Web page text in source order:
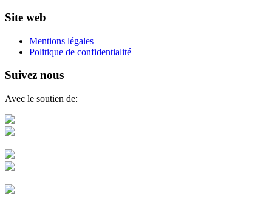
Site web
Mentions légales
Politique de confidentialité
Suivez nous
Avec le soutien de: